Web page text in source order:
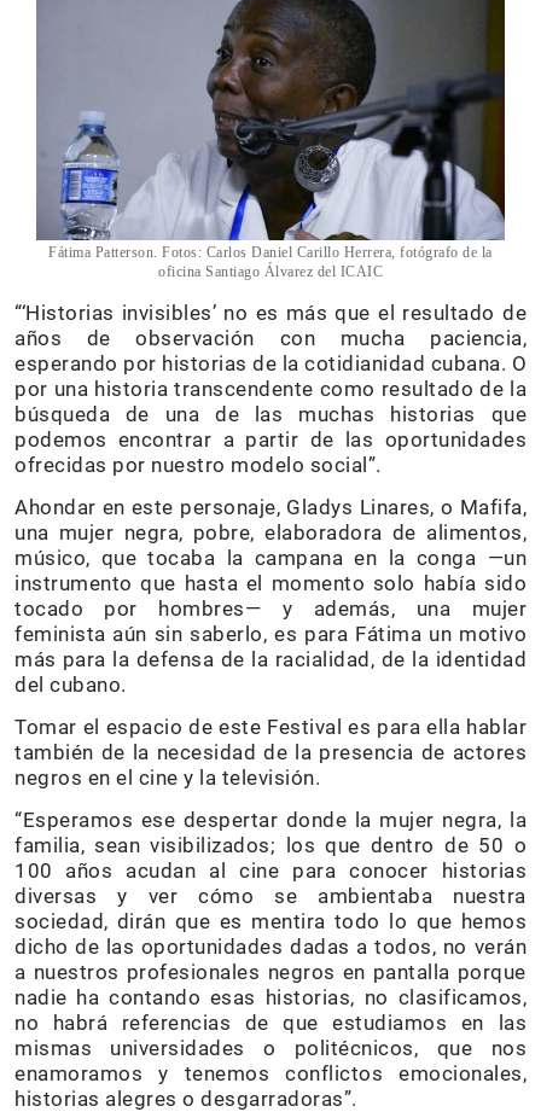
Fátima Patterson. Fotos: Carlos Daniel Carillo Herrera, fotógrafo de la
oficina Santiago Álvarez del ICAIC
“‘Historias invisibles’ no es más que el resultado de
años de observación con mucha paciencia,
esperando por historias de la cotidianidad cubana. O
por una historia transcendente como resultado de la
búsqueda de una de las muchas historias que
podemos encontrar a partir de las oportunidades
ofrecidas por nuestro modelo social”.
Ahondar en este personaje, Gladys Linares, o Mafifa,
una mujer negra, pobre, elaboradora de alimentos,
músico, que tocaba la campana en la conga —un
instrumento que hasta el momento solo había sido
tocado por hombres— y además, una mujer
feminista aún sin saberlo, es para Fátima un motivo
más para la defensa de la racialidad, de la identidad
del cubano.
Tomar el espacio de este Festival es para ella hablar
también de la necesidad de la presencia de actores
negros en el cine y la televisión.
“Esperamos ese despertar donde la mujer negra, la
familia, sean visibilizados; los que dentro de 50 o
100 años acudan al cine para conocer historias
diversas y ver cómo se ambientaba nuestra
sociedad, dirán que es mentira todo lo que hemos
dicho de las oportunidades dadas a todos, no verán
a nuestros profesionales negros en pantalla porque
nadie ha contando esas historias, no clasificamos,
no habrá referencias de que estudiamos en las
mismas universidades o politécnicos, que nos
enamoramos y tenemos conflictos emocionales,
historias alegres o desgarradoras”.